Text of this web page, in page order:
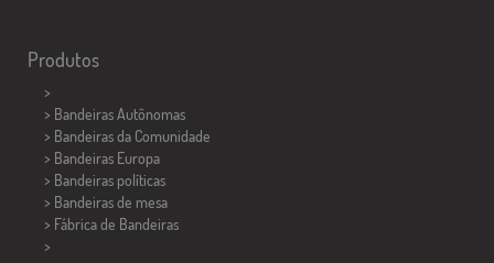
Produtos
>
> Bandeiras Autônomas
> Bandeiras da Comunidade
> Bandeiras Europa
> Bandeiras políticas
> Bandeiras de mesa
> Fábrica de Bandeiras
>